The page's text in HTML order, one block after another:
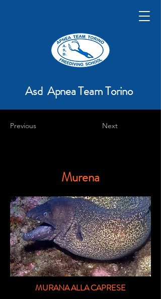
Asd Apnea Team Torino
Previous Next
Murena
MURANA ALLA CAPRESE